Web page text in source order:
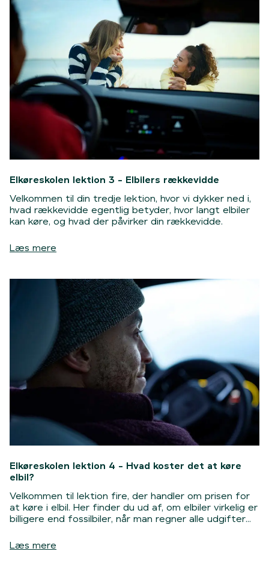
Elkøreskolen lektion 3 - Elbilers rækkevidde
Velkommen til din tredje lektion, hvor vi dykker ned i,
hvad rækkevidde egentlig betyder, hvor langt elbiler
kan køre, og hvad der påvirker din rækkevidde.
Læs mere
Elkøreskolen lektion 4 - Hvad koster det at køre
elbil?
Velkommen til lektion fire, der handler om prisen for
at køre i elbil. Her finder du ud af, om elbiler virkelig er
billigere end fossilbiler, når man regner alle udgifter
Læs mere